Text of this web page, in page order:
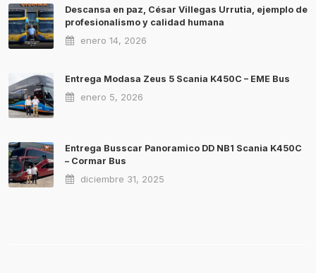
Descansa en paz, César Villegas Urrutia, ejemplo de
profesionalismo y calidad humana
enero 14, 2026
Entrega Modasa Zeus 5 Scania K450C – EME Bus
enero 5, 2026
Entrega Busscar Panoramico DD NB1 Scania K450C
– Cormar Bus
diciembre 31, 2025